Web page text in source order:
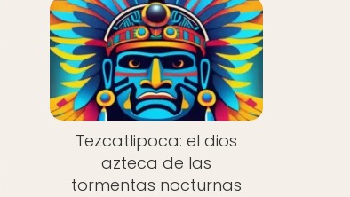
Tezcatlipoca: el dios
azteca de las
tormentas nocturnas